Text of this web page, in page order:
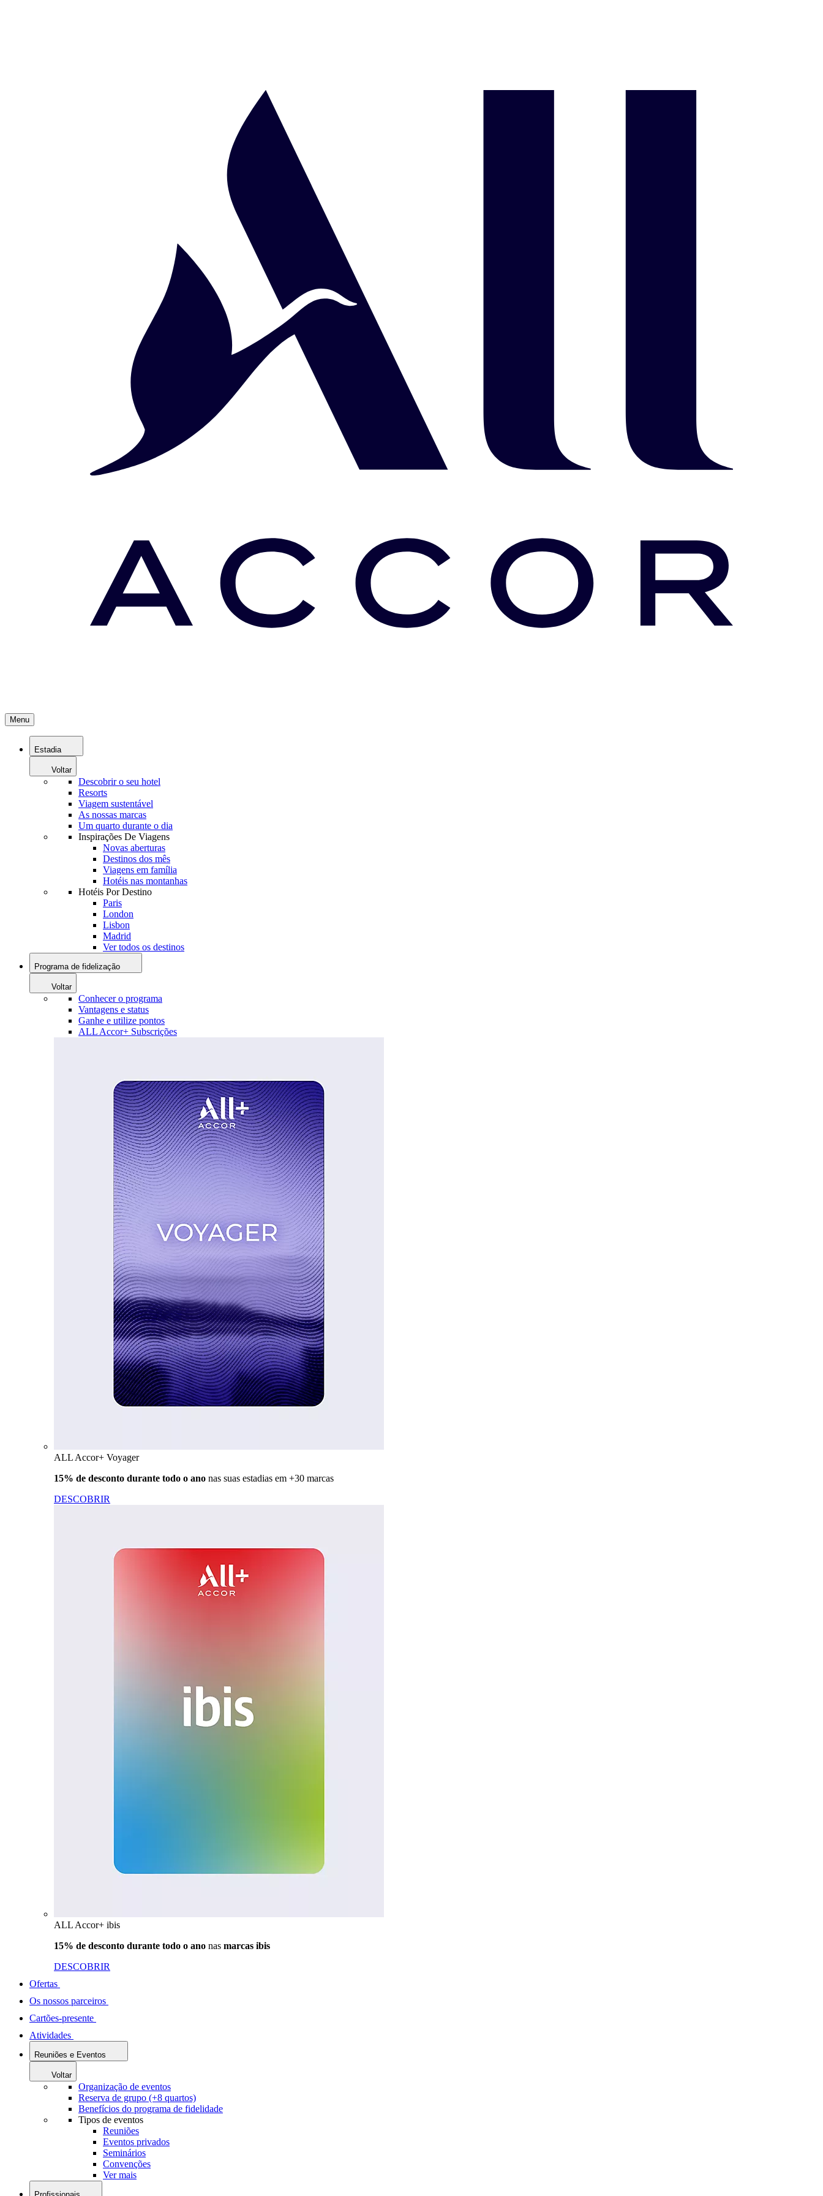
Menu
Estadia
Voltar
Descobrir o seu hotel
Resorts
Viagem sustentável
As nossas marcas
Um quarto durante o dia
Inspirações De Viagens
Novas aberturas
Destinos dos mês
Viagens em família
Hotéis nas montanhas
Hotéis Por Destino
Paris
London
Lisbon
Madrid
Ver todos os destinos
Programa de fidelização
Voltar
Conhecer o programa
Vantagens e status
Ganhe e utilize pontos
ALL Accor+ Subscrições
ALL Accor+ Voyager
15% de desconto durante todo o ano nas suas estadias em +30 marcas
DESCOBRIR
ALL Accor+ ibis
15% de desconto durante todo o ano nas marcas ibis
DESCOBRIR
Ofertas
Os nossos parceiros
Cartões-presente
Atividades
Reuniões e Eventos
Voltar
Organização de eventos
Reserva de grupo (+8 quartos)
Benefícios do programa de fidelidade
Tipos de eventos
Reuniões
Eventos privados
Seminários
Convenções
Ver mais